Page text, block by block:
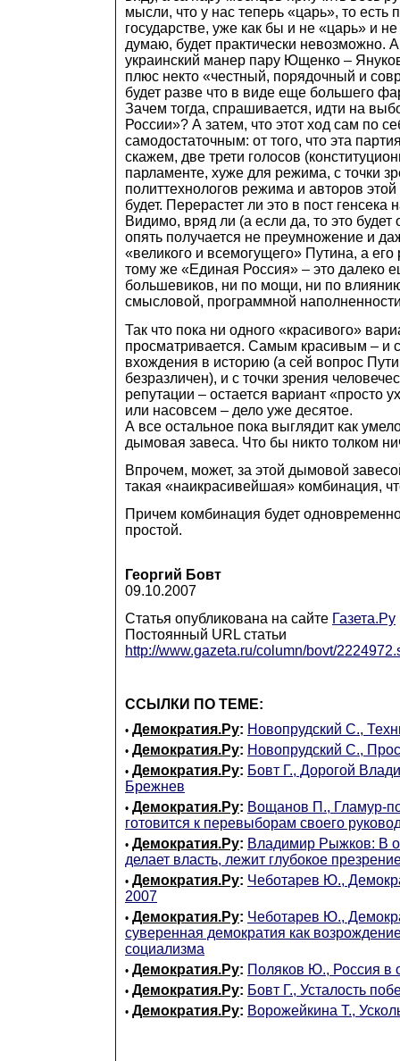
мысли, что у нас теперь «царь», то есть
государстве, уже как бы и не «царь» и
думаю, будет практически невозможно.
украинский манер пару Ющенко –
плюс некто «честный, порядочный и
будет разве что в виде еще большего
Зачем тогда, спрашивается, идти на
России»? А затем, что этот ход сам по
самодостаточным: от того, что эта
скажем, две трети голосов
парламенте, хуже для режима, с точки
политтехнологов режима и авторов
будет. Перерастет ли это в пост генсека
Видимо, вряд ли (а если да, то это
опять получается не преумножение и
«великого и всемогущего» Путина, а его
тому же «Единая Россия» – это далеко
большевиков, ни по мощи, ни по
смысловой, программной
Так что пока ни одного «красивого»
просматривается. Самым красивым – и с
вхождения в историю (а сей вопрос
безразличен), и с точки зрения
репутации – остается вариант «просто
или насовсем – дело уже десятое.
А все остальное пока выглядит как
дымовая завеса. Что бы никто толком
Впрочем, может, за этой дымовой
такая «наикрасивейшая» комбинация,
Причем комбинация будет
простой.
Георгий Бовт
09.10.2007
Статья опубликована на сайте Газета.Ру
Постоянный URL статьи
http://www.gazeta.ru/column/bovt/
ССЫЛКИ ПО ТЕМЕ:
• Демократия.Ру: Новопрудский С.,
• Демократия.Ру: Новопрудский С.,
• Демократия.Ру: Бовт Г., Дорогой
Брежнев
• Демократия.Ру: Вощанов П., Гламур-
готовится к перевыборам своего
• Демократия.Ру: Владимир Рыжков: В
делает власть, лежит глубокое
• Демократия.Ру: Чеботарев Ю.,
2007
• Демократия.Ру: Чеботарев Ю.,
суверенная демократия как
социализма
• Демократия.Ру: Поляков Ю., Россия в
• Демократия.Ру: Бовт Г., Усталость
• Демократия.Ру: Ворожейкина Т.,